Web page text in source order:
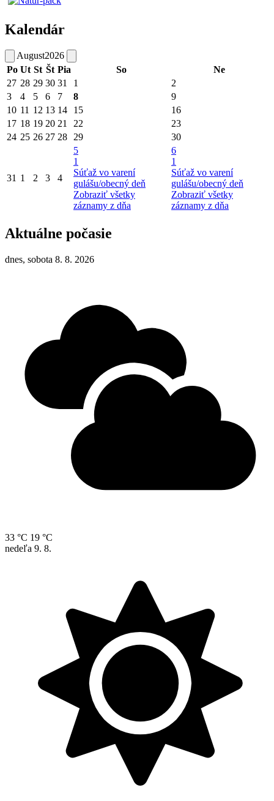
Kalendár
August2026
Po Ut St Št Pia So
Ne
27 28 29 30 31 1
2
3
4 5 6 7 8
9
10 11 12 13 14 15
16
17 18 19 20 21 22
23
24 25 26 27 28 29 30
31 1 2 3 4
5
1
Súťaž vo varení
gulášu/obecný deň
Zobraziť všetky
záznamy z dňa
6
1
Súťaž vo varení
gulášu/obecný deň
Zobraziť všetky
záznamy z dňa
Aktuálne počasie
dnes, sobota 8. 8. 2026
33 °C 19 °C
nedeľa 9. 8.